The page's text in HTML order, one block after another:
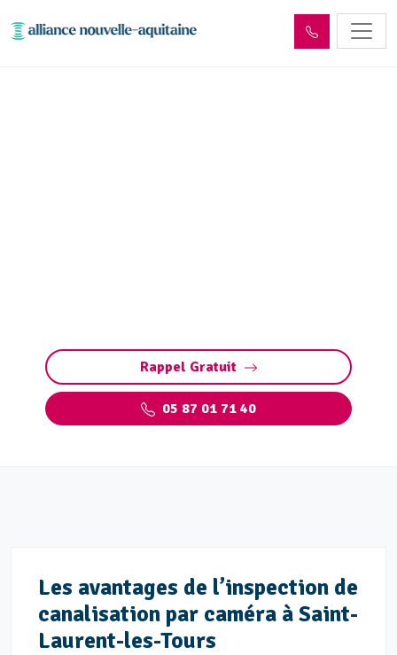
Rappel Gratuit
05 87 01 71 40
Les avantages de l’inspection de
canalisation par caméra à Saint-
Laurent-les-Tours